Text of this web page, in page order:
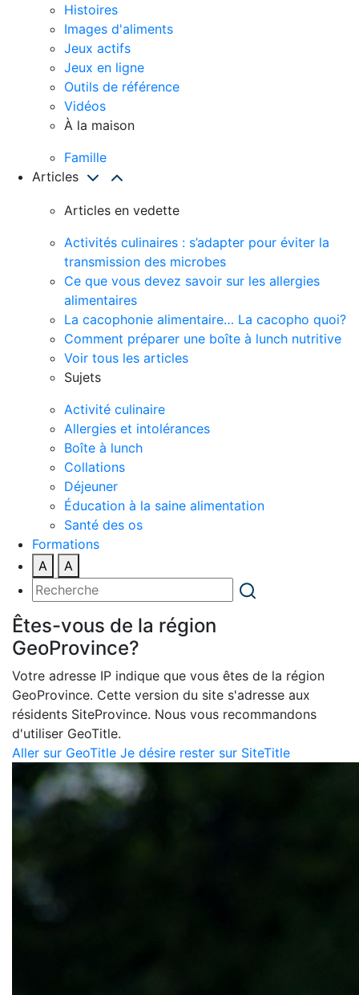
Histoires
Images d'aliments
Jeux actifs
Jeux en ligne
Outils de référence
Vidéos
À la maison
Famille
Articles
Articles en vedette
Activités culinaires : s’adapter pour éviter la
transmission des microbes
Ce que vous devez savoir sur les allergies
alimentaires
La cacophonie alimentaire… La cacopho quoi?
Comment préparer une boîte à lunch nutritive
Voir tous les articles
Sujets
Activité culinaire
Allergies et intolérances
Boîte à lunch
Collations
Déjeuner
Éducation à la saine alimentation
Santé des os
Formations
A
A
Êtes-vous de la région
GeoProvince?
Votre adresse IP indique que vous êtes de la région
GeoProvince. Cette version du site s'adresse aux
résidents SiteProvince. Nous vous recommandons
d'utiliser GeoTitle.
Aller sur GeoTitle Je désire rester sur SiteTitle